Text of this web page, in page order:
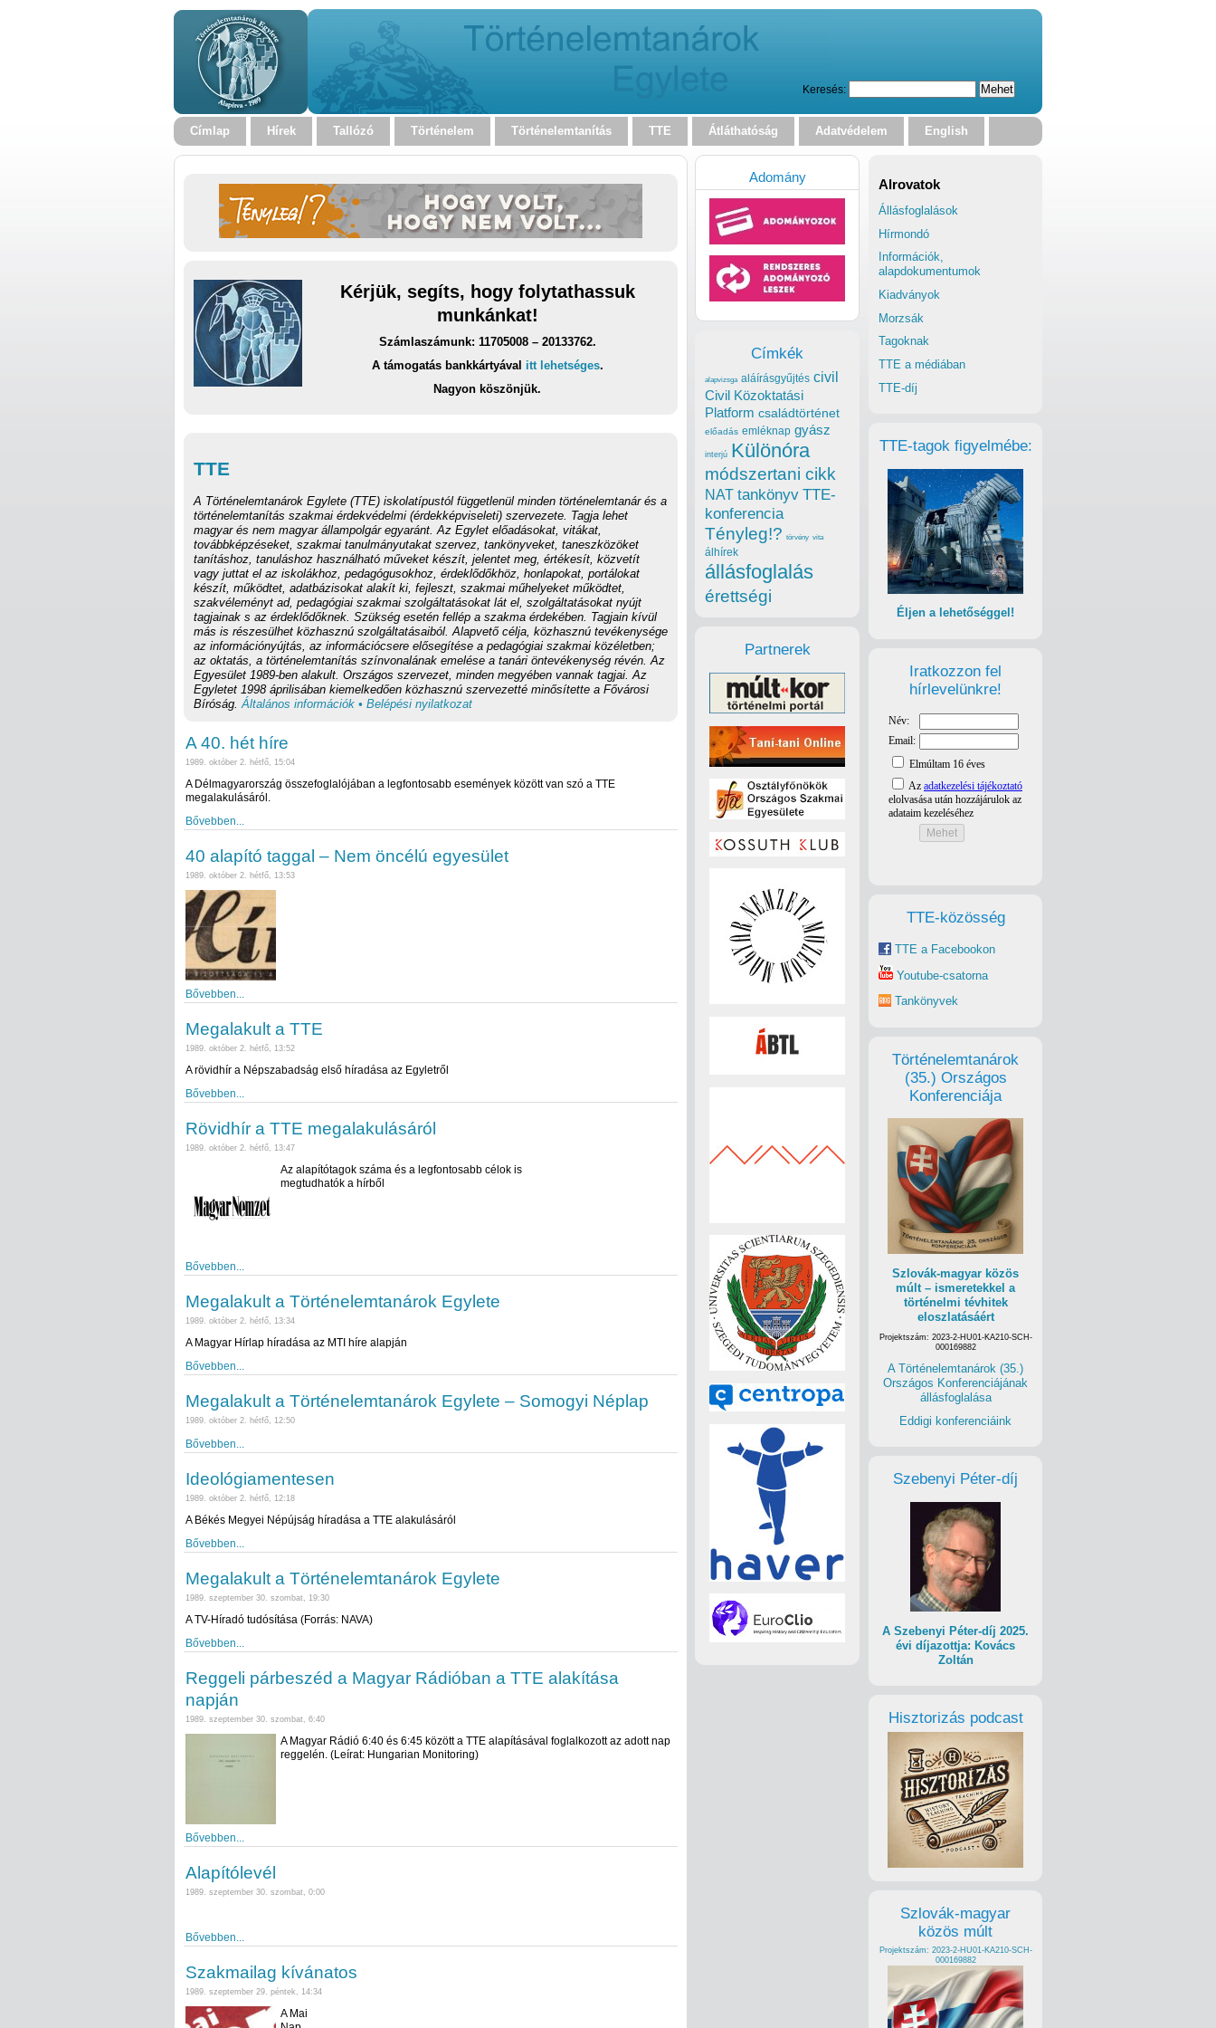
Keresés:
Címlap Hírek Tallózó Történelem Történelemtanítás TTE Átláthatóság Adatvédelem English
Kérjük, segíts, hogy folytathassuk
munkánkat!
Számlaszámunk: 11705008 – 20133762.
A támogatás bankkártyával itt lehetséges.
Nagyon köszönjük.
TTE
A Történelemtanárok Egylete (TTE) iskolatípustól függetlenül minden történelemtanár és a
történelemtanítás szakmai érdekvédelmi (érdekképviseleti) szervezete. Tagja lehet
magyar és nem magyar állampolgár egyaránt. Az Egylet előadásokat, vitákat,
továbbképzéseket, szakmai tanulmányutakat szervez, tankönyveket, taneszközöket
tanításhoz, tanuláshoz használható műveket készít, jelentet meg, értékesít, közvetít
vagy juttat el az iskolákhoz, pedagógusokhoz, érdeklődőkhöz, honlapokat, portálokat
készít, működtet, adatbázisokat alakít ki, fejleszt, szakmai műhelyeket működtet,
szakvéleményt ad, pedagógiai szakmai szolgáltatásokat lát el, szolgáltatásokat nyújt
tagjainak s az érdeklődőknek. Szükség esetén fellép a szakma érdekében. Tagjain kívül
más is részesülhet közhasznú szolgáltatásaiból. Alapvető célja, közhasznú tevékenysége
az információnyújtás, az információcsere elősegítése a pedagógiai szakmai közéletben;
az oktatás, a történelemtanítás színvonalának emelése a tanári öntevékenység révén. Az
Egyesület 1989-ben alakult. Országos szervezet, minden megyében vannak tagjai. Az
Egyletet 1998 áprilisában kiemelkedően közhasznú szervezetté minősítette a Fővárosi
Bíróság. Általános információk • Belépési nyilatkozat
A 40. hét híre
1989. október 2. hétfő, 15:04
A Délmagyarország összefoglalójában a legfontosabb események között van szó a TTE
megalakulásáról.
Bővebben...
40 alapító taggal – Nem öncélú egyesület
1989. október 2. hétfő, 13:53
Bővebben...
Megalakult a TTE
1989. október 2. hétfő, 13:52
A rövidhír a Népszabadság első híradása az Egyletről
Bővebben...
Rövidhír a TTE megalakulásáról
1989. október 2. hétfő, 13:47
Az alapítótagok száma és a legfontosabb célok is
megtudhatók a hírből
Bővebben...
Megalakult a Történelemtanárok Egylete
1989. október 2. hétfő, 13:34
A Magyar Hírlap híradása az MTI híre alapján
Bővebben...
Megalakult a Történelemtanárok Egylete – Somogyi Néplap
1989. október 2. hétfő, 12:50
Bővebben...
Ideológiamentesen
1989. október 2. hétfő, 12:18
A Békés Megyei Népújság híradása a TTE alakulásáról
Bővebben...
Megalakult a Történelemtanárok Egylete
1989. szeptember 30. szombat, 19:30
A TV-Híradó tudósítása (Forrás: NAVA)
Bővebben...
Reggeli párbeszéd a Magyar Rádióban a TTE alakítása
napján
1989. szeptember 30. szombat, 6:40
A Magyar Rádió 6:40 és 6:45 között a TTE alapításával foglalkozott az adott nap
reggelén. (Leírat: Hungarian Monitoring)
Bővebben...
Alapítólevél
1989. szeptember 30. szombat, 0:00
Bővebben...
Szakmailag kívánatos
1989. szeptember 29. péntek, 14:34
A Mai
Alrovatok
Állásfoglalások
Hírmondó
Információk,
alapdokumentumok
Kiadványok
Morzsák
Tagoknak
TTE a médiában
TTE-díj
TTE-tagok figyelmébe:
Éljen a lehetőséggel!
Iratkozzon fel
hírlevelünkre!
TTE-közösség
TTE a Facebookon
Youtube-csatorna
Tankönyvek
Történelemtanárok
(35.) Országos
Konferenciája
Szlovák-magyar közös
múlt – ismeretekkel a
történelmi tévhitek
eloszlatásáért
Projektszám: 2023-2-HU01-KA210-SCH-
000169882
A Történelemtanárok (35.)
Országos Konferenciájának
állásfoglalása
Eddigi konferenciáink
Szebenyi Péter-díj
A Szebenyi Péter-díj 2025.
évi díjazottja: Kovács
Zoltán
Hisztorizás podcast
Szlovák-magyar
közös múlt
Projektszám: 2023-2-HU01-KA210-SCH-
000169882
Adomány
Címkék
alapvizsga aláírásgyűjtés civil
Civil Közoktatási
Platform családtörténet
előadás emléknap gyász
interjú Különóra
módszertani cikk
NAT tankönyv TTE-
konferencia
Tényleg!? törvény vita
álhírek
állásfoglalás
érettségi
Partnerek